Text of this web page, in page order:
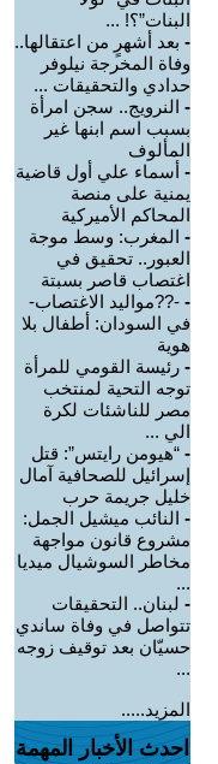
البنات”؟! ...
- بعد أشهرٍ من اعتقالها..
وفاة المخرجة نيلوفر
حدادي والتحقيقات ...
- النرويج.. سجن امرأة
بسبب اسم ابنها غير
المألوف
- أسماء علي أول قاضية
يمنية على منصة
المحاكم الأميركية
- المغرب: وسط موجة
العبور.. تحقيق في
اغتصاب قاصر بسبتة
- -??مواليد الاغتصاب-
في السودان: أطفال بلا
هوية
- رئيسة القومي للمرأة
توجه التحية لمنتخب
مصر للناشئات لكرة
الي ...
- “هيومن رايتس”: قتل
إسرائيل للصحافية آمال
خليل جريمة حرب
- النائب ميشيل الجمل:
مشروع قانون مواجهة
مخاطر السوشيال ميديا
...
- لبنان.. التحقيقات
تتواصل في وفاة ساندي
حسيّان بعد توقيف زوجه
...
المزيد.....
احدث الأخبار المهمة